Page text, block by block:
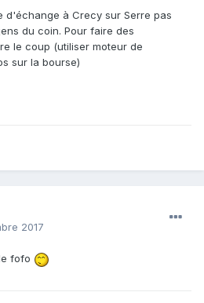
d'échange à Crecy sur Serre pas
du coin. Pour faire des
le coup (utiliser moteur de
sur la bourse)
2017
fofo